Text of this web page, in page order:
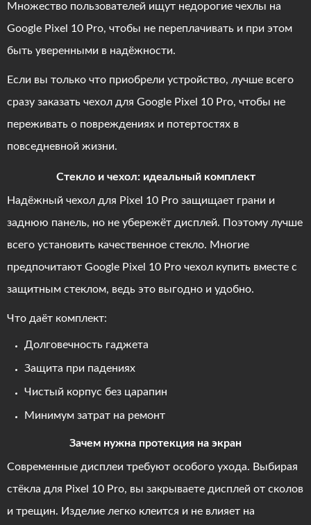
Множество пользователей ищут недорогие чехлы на
Google Pixel 10 Pro, чтобы не переплачивать и при этом
быть уверенными в надёжности.
Если вы только что приобрели устройство, лучше всего
сразу заказать чехол для Google Pixel 10 Pro, чтобы не
переживать о повреждениях и потертостях в
повседневной жизни.
Стекло и чехол: идеальный комплект
Надёжный чехол для Pixel 10 Pro защищает грани и
заднюю панель, но не убережёт дисплей. Поэтому лучше
всего установить качественное стекло. Многие
предпочитают Google Pixel 10 Pro чехол купить вместе с
защитным стеклом, ведь это выгодно и удобно.
Что даёт комплект:
Долговечность гаджета
Защита при падениях
Чистый корпус без царапин
Минимум затрат на ремонт
Зачем нужна протекция на экран
Современные дисплеи требуют особого ухода. Выбирая
стёкла для Pixel 10 Pro, вы закрываете дисплей от сколов
и трещин. Изделие легко клеится и не влияет на